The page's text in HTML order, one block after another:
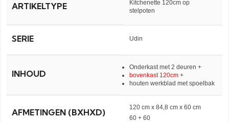
ARTIKELTYPE
Kitchenette 120cm op
stelpoten
SERIE Udin
INHOUD
Onderkast met 2 deuren +
bovenkast 120cm +
houten werkblad met spoelbak
AFMETINGEN (BXHXD)
120 cm x 84,8 cm x 60 cm
60 + 60